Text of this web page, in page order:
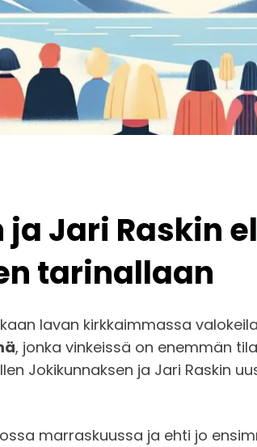
ja Jari Raskin
tarinallaan
lavan kirkkaimmassa
, jonka vinkeissä on enemmän
Jokikunnaksen ja Jari Raskin
marraskuussa ja ehti jo